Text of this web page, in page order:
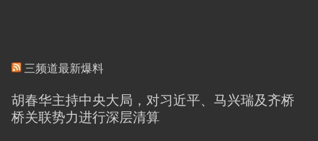
三频道最新爆料
胡春华主持中央大局，对习近平、马兴瑞及齐桥
桥关联势力进行深层清算